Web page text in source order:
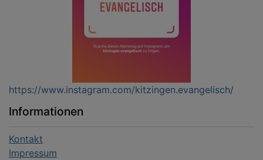
https://www.instagram.com/kitzingen.evangelisch/
Informationen
Kontakt
Impressum